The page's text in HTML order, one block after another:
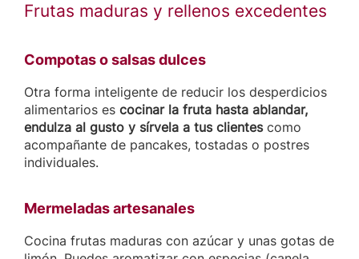
Frutas maduras y rellenos excedentes
Compotas o salsas dulces
Otra forma inteligente de reducir los desperdicios
alimentarios es cocinar la fruta hasta ablandar,
endulza al gusto y sírvela a tus clientescomo
acompañante de pancakes, tostadas o postres
individuales.
Mermeladas artesanales
Cocina frutas maduras con azúcar y unas gotas de